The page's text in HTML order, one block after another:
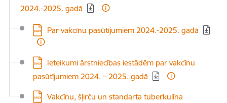
2024.-2025. gadā
Lejupielādēt:
Par vakcīnu pasūtījumiem 2024.-2025. gadā
Lejupielādēt:
Ieteikumi ārstniecības iestādēm par vakcīnu
pasūtījumiem 2024. – 2025. gadā
Lejupielādēt:
Vakcīnu, šļirču un standarta tuberkulīna